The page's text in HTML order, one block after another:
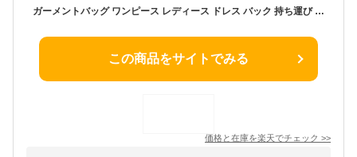
ガーメントバッグ ワンピース レディース ドレス バック 持ち運び ドレスカバー バッグ ガーメント 礼装 衣装 出張 ビジネス ケース メンズ ハンガー スーツ 冠婚葬祭 収納 キャリー おしゃれ 180 160 180cm 160cm ロングドレス 不織布 衣類 ブラック 黒 女性 女性用
この商品をサイトでみる
価格と在庫を楽天でチェック >>